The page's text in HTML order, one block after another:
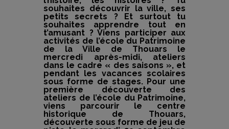
souhaites découvrir la ville, ses
petits secrets ? Et surtout tu
souhaites apprendre tout en
t’amusant ? Viens participer aux
activités de l’école du Patrimoine
de la Ville de Thouars le
mercredi après-midi, ateliers
dans le cadre « des saisons », et
pendant les vacances scolaires
sous forme de stages. Pour une
première découverte des
ateliers de l’école du Patrimoine,
viens parcourir le centre
historique de Thouars,
découverte sous forme de jeu de